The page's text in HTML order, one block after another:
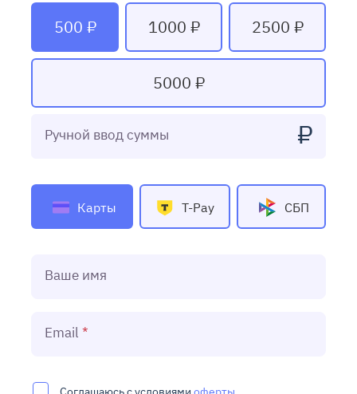
500 ₽ 1000 ₽ 2500 ₽
5000 ₽
Ручной ввод суммы ₽
Карты T-Pay СБП
Ваше имя
Email